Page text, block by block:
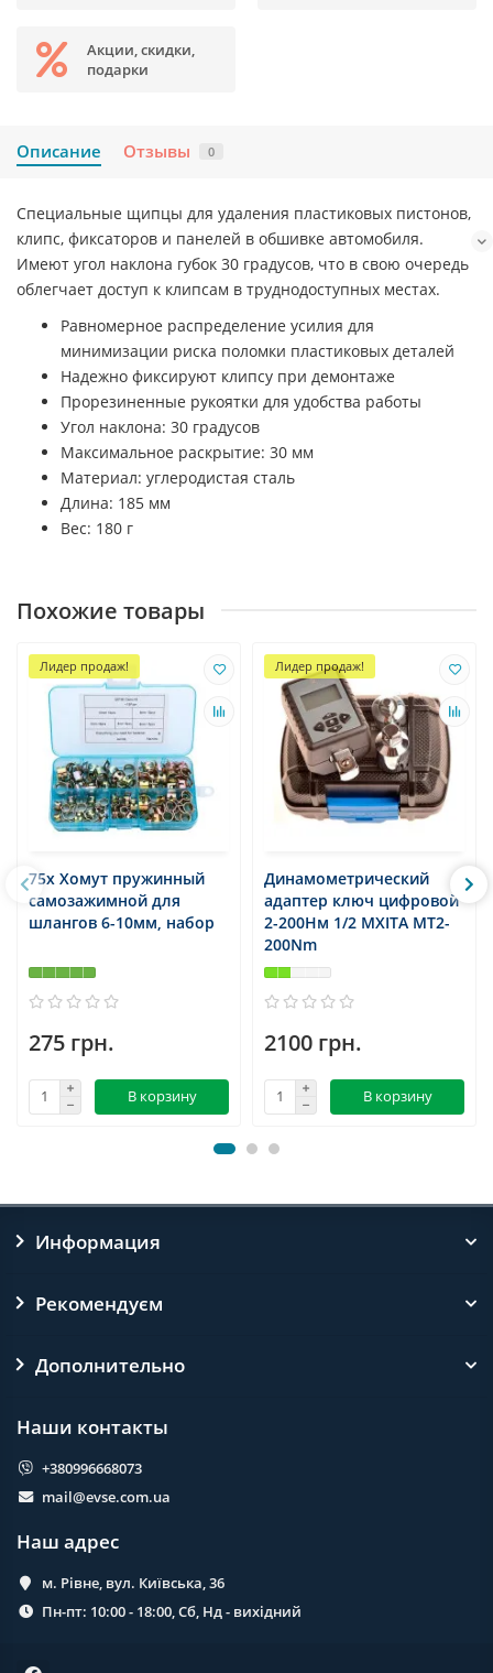
Акции, скидки,
подарки
Описание Отзывы 0
Специальные щипцы для удаления пластиковых пистонов,
клипс, фиксаторов и панелей в обшивке автомобиля.
Имеют угол наклона губок 30 градусов, что в свою очередь
облегчает доступ к клипсам в труднодоступных местах.
Равномерное распределение усилия для
минимизации риска поломки пластиковых деталей
Надежно фиксируют клипсу при демонтаже
Прорезиненные рукоятки для удобства работы
Угол наклона: 30 градусов
Максимальное раскрытие: 30 мм
Материал: углеродистая сталь
Длина: 185 мм
Вес: 180 г
Похожие товары
Лидер продаж!
75x Хомут пружинный
самозажимной для
шлангов 6-10мм, набор
275 грн.
В корзину
Лидер продаж!
Динамометрический
адаптер ключ цифровой
2-200Нм 1/2 MXITA MT2-
200Nm
2100 грн.
В корзину
Информация
Рекомендуєм
Дополнительно
Наши контакты
+380996668073
mail@evse.com.ua
Наш адрес
м. Рівне, вул. Київська, 36
Пн-пт: 10:00 - 18:00, Сб, Нд - вихідний